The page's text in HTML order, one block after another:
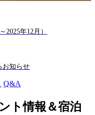
2025年12月）
お知らせ
Q&A
ト情報＆宿泊